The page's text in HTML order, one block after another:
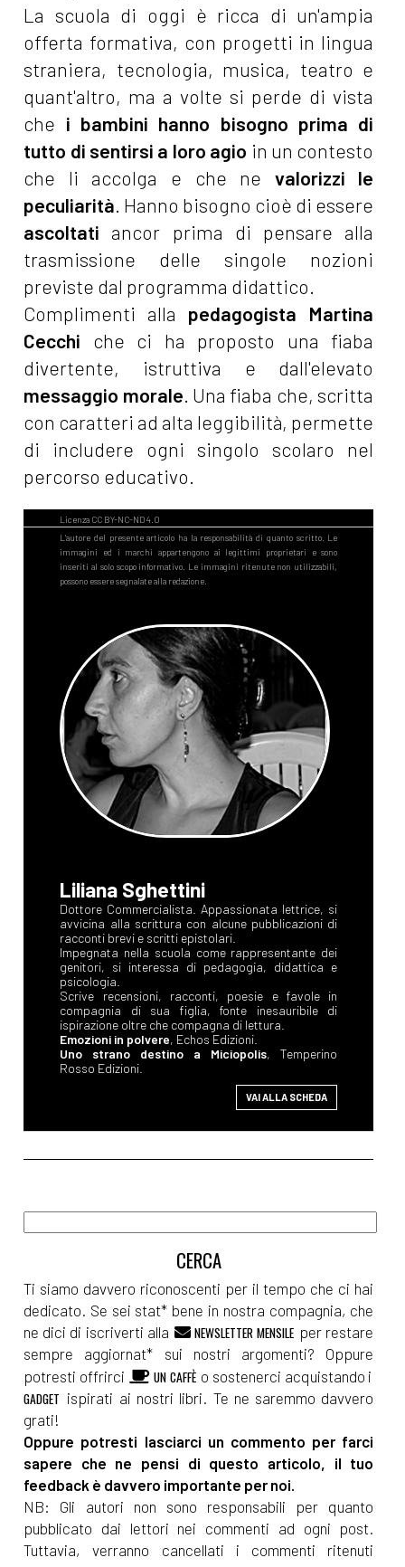
La scuola di oggi è ricca di un'ampia
offerta formativa, con progetti in lingua
straniera, tecnologia, musica, teatro e
quant'altro, ma a volte si perde di vista
che i bambini hanno bisogno prima di
tutto di sentirsi a loro agio in un contesto
che li accolga e che ne valorizzi le
peculiarità . Hanno bisogno cioè di essere
ascoltati ancor prima di pensare alla
trasmissione delle singole nozioni
previste dal programma didattico.
Complimenti alla pedagogista Martina
Cecchi che ci ha proposto una fiaba
divertente, istruttiva e dall'elevato
messaggio morale . Una fiaba che, scritta
con caratteri ad alta leggibilità, permette
di includere ogni singolo scolaro nel
percorso educativo.
Liliana Sghettini
Dottore Commercialista. Appassionata lettrice, si
avvicina alla scrittura con alcune pubblicazioni di
racconti brevi e scritti epistolari.
Impegnata nella scuola come rappresentante dei
genitori, si interessa di pedagogia, didattica e
psicologia.
Scrive recensioni, racconti, poesie e favole in
compagnia di sua figlia, fonte inesauribile di
ispirazione oltre che compagna di lettura.
Emozioni in polvere, Echos Edizioni.
Uno strano destino a Miciopolis, Temperino
Rosso Edizioni.
VAI ALLA SCHEDA
Ti siamo davvero riconoscenti per il tempo che ci hai
dedicato. Se sei stat* bene in nostra compagnia, che
ne dici di iscriverti alla
NEWSLETTER MENSILE per restare
sempre aggiornat* sui nostri argomenti? Oppure
potresti offrirci
UN CAFFÈ o sostenerci acquistando i
GADGET ispirati ai nostri libri. Te ne saremmo davvero
grati!
Oppure potresti lasciarci un commento per farci
sapere che ne pensi di questo articolo, il tuo
feedback è davvero importante per noi.
NB: Gli autori non sono responsabili per quanto
pubblicato dai lettori nei commenti ad ogni post.
Tuttavia, verranno cancellati i commenti ritenuti